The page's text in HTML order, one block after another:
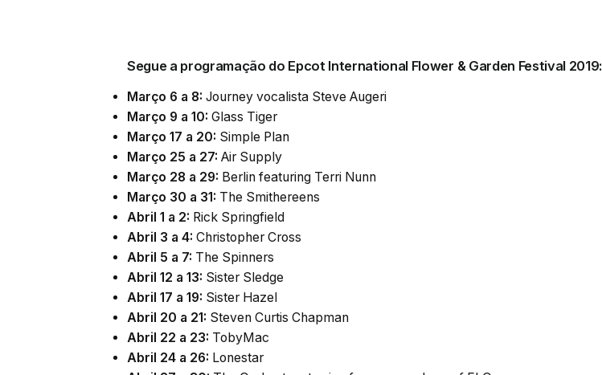
Segue a programação do Epcot International Flower & Garden Festival 2019:
Março 6 a 8: Journey vocalista Steve Augeri
Março 9 a 10: Glass Tiger
Março 17 a 20: Simple Plan
Março 25 a 27: Air Supply
Março 28 a 29: Berlin featuring Terri Nunn
Março 30 a 31: The Smithereens
Abril 1 a 2: Rick Springfield
Abril 3 a 4: Christopher Cross
Abril 5 a 7: The Spinners
Abril 12 a 13: Sister Sledge
Abril 17 a 19: Sister Hazel
Abril 20 a 21: Steven Curtis Chapman
Abril 22 a 23: TobyMac
Abril 24 a 26: Lonestar